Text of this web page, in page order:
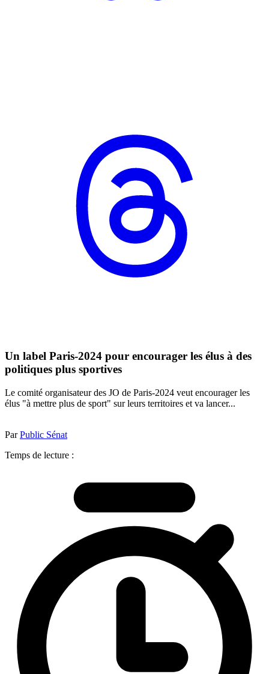
Un label Paris-2024 pour encourager les élus à des
politiques plus sportives
Le comité organisateur des JO de Paris-2024 veut encourager les
élus "à mettre plus de sport" sur leurs territoires et va lancer...
ParPublic Sénat
Temps de lecture :